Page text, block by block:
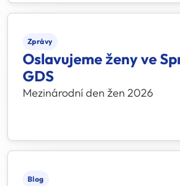
Zprávy
Oslavujeme ženy ve
GDS
Mezinárodní den žen 2026
Blog